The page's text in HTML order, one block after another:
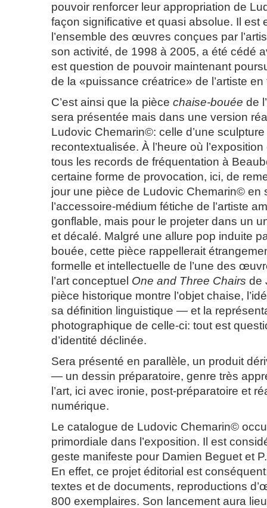
pouvoir renforcer leur appropriation de
façon significative et quasi absolue. Il est
l’ensemble des œuvres conçues par
son activité, de 1998 à 2005, a été cédé
est question de pouvoir maintenant
de la «puissance créatrice» de l’artiste en
C’est ainsi que la pièce chaise-bouée de
sera présentée mais dans une version
Ludovic Chemarin©: celle d’une
recontextualisée. À l’heure où
tous les records de fréquentation à
certaine forme de provocation, ici, de
jour une pièce de Ludovic Chemarin© en
l’accessoire-médium fétiche de l’artiste
gonflable, mais pour le projeter dans un
et décalé. Malgré une allure pop induite
bouée, cette pièce rappellerait
formelle et intellectuelle de l’une des
l’art conceptuel One and Three Chairs de
pièce historique montre l’objet chaise,
sa définition linguistique — et la
photographique de celle-ci: tout est
d’identité déclinée.
Sera présenté en parallèle, un produit
— un dessin préparatoire, genre très
l’art, ici avec ironie, post-préparatoire et
numérique.
Le catalogue de Ludovic Chemarin©
primordiale dans l’exposition. Il est
geste manifeste pour Damien Beguet et
En effet, ce projet éditorial est
textes et de documents, reproductions
800 exemplaires. Son lancement aura